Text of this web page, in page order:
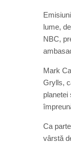
lume,
NBC,
Mark
Grylls,
planetei
Ca
vârstă